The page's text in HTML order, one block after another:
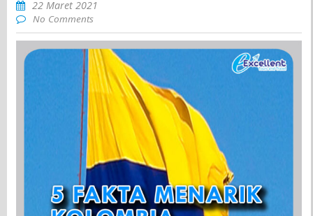
22 Maret 2021
No Comments